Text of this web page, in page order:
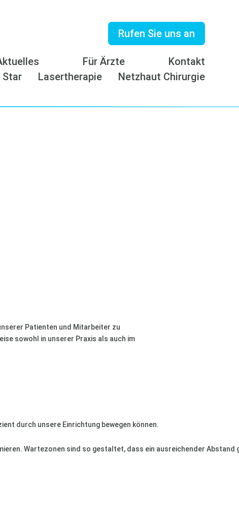
Rufen Sie uns an
Für Ärzte
Kontakt
Star Lasertherapie
Netzhaut Chirurgie
Patienten und Mitarbeiter zu
sowohl in unserer Praxis als auch im
durch unsere Einrichtung bewegen können.
Wartezonen sind so gestaltet, dass ein ausreichender